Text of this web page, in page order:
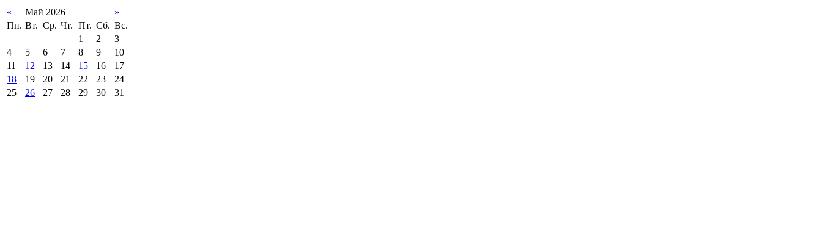
« Май 2026
»
Пн. Вт. Ср. Чт. Пт. Сб. Вс.
1
2
3
4
5 6 7 8 9
10
11
12 13 14 15 16
17
18
19 20 21 22 23
24
25
26 27 28 29 30 31